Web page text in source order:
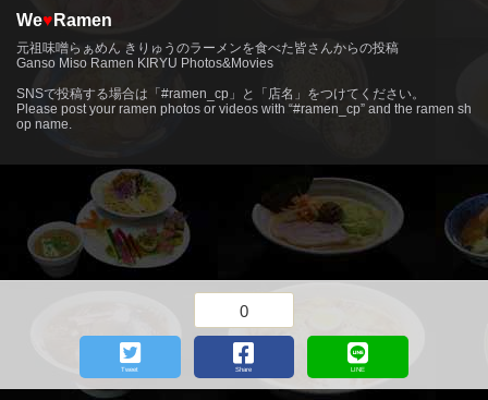
We♥ Ramen
元祖味噌らぁめん きりゅうのラーメンを食べた皆さんからの投稿
Ganso Miso Ramen KIRYU Photos&Movies
SNSで投稿する場合は「#ramen_cp」と「店名」をつけてください。
Please post your ramen photos or videos with “#ramen_cp” and the ramen sh
op name.
more
Tweet
0
Share LINE